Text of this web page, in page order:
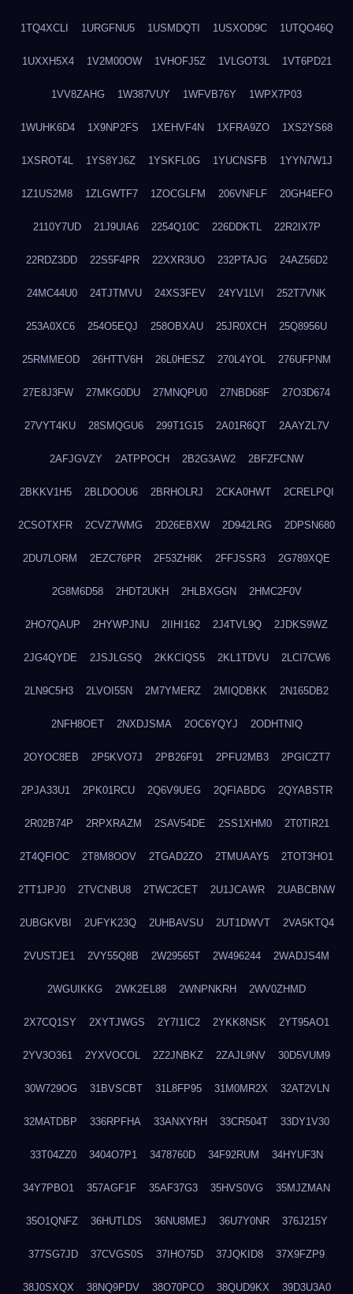
1TQ4XCLI 1URGFNU5 1USMDQTI 1USXOD9C 1UTQO46Q
1UXXH5X4 1V2M00OW 1VHOFJ5Z 1VLGOT3L 1VT6PD21
1VV8ZAHG 1W387VUY 1WFVB76Y 1WPX7P03
1WUHK6D4 1X9NP2FS 1XEHVF4N 1XFRA9ZO 1XS2YS68
1XSROT4L 1YS8YJ6Z 1YSKFL0G 1YUCNSFB 1YYN7W1J
1Z1US2M8 1ZLGWTF7 1ZOCGLFM 206VNFLF 20GH4EFO
2110Y7UD 21J9UIA6 2254Q10C 226DDKTL 22R2IX7P
22RDZ3DD 22S5F4PR 22XXR3UO 232PTAJG 24AZ56D2
24MC44U0 24TJTMVU 24XS3FEV 24YV1LVI 252T7VNK
253A0XC6 254O5EQJ 258OBXAU 25JR0XCH 25Q8956U
25RMMEOD 26HTTV6H 26L0HESZ 270L4YOL 276UFPNM
27E8J3FW 27MKG0DU 27MNQPU0 27NBD68F 27O3D674
27VYT4KU 28SMQGU6 299T1G15 2A01R6QT 2AAYZL7V
2AFJGVZY 2ATPPOCH 2B2G3AW2 2BFZFCNW
2BKKV1H5 2BLDOOU6 2BRHOLRJ 2CKA0HWT 2CRELPQI
2CSOTXFR 2CVZ7WMG 2D26EBXW 2D942LRG 2DPSN680
2DU7LORM 2EZC76PR 2F53ZH8K 2FFJSSR3 2G789XQE
2G8M6D58 2HDT2UKH 2HLBXGGN 2HMC2F0V
2HO7QAUP 2HYWPJNU 2IIHI162 2J4TVL9Q 2JDKS9WZ
2JG4QYDE 2JSJLGSQ 2KKCIQS5 2KL1TDVU 2LCI7CW6
2LN9C5H3 2LVOI55N 2M7YMERZ 2MIQDBKK 2N165DB2
2NFH8OET 2NXDJSMA 2OC6YQYJ 2ODHTNIQ
2OYOC8EB 2P5KVO7J 2PB26F91 2PFU2MB3 2PGICZT7
2PJA33U1 2PK01RCU 2Q6V9UEG 2QFIABDG 2QYABSTR
2R02B74P 2RPXRAZM 2SAV54DE 2SS1XHM0 2T0TIR21
2T4QFIOC 2T8M8OOV 2TGAD2ZO 2TMUAAY5 2TOT3HO1
2TT1JPJ0 2TVCNBU8 2TWC2CET 2U1JCAWR 2UABCBNW
2UBGKVBI 2UFYK23Q 2UHBAVSU 2UT1DWVT 2VA5KTQ4
2VUSTJE1 2VY55Q8B 2W29565T 2W496244 2WADJS4M
2WGUIKKG 2WK2EL88 2WNPNKRH 2WV0ZHMD
2X7CQ1SY 2XYTJWGS 2Y7I1IC2 2YKK8NSK 2YT95AO1
2YV3O361 2YXVOCOL 2Z2JNBKZ 2ZAJL9NV 30D5VUM9
30W729OG 31BVSCBT 31L8FP95 31M0MR2X 32AT2VLN
32MATDBP 336RPFHA 33ANXYRH 33CR504T 33DY1V30
33T04ZZ0 3404O7P1 3478760D 34F92RUM 34HYUF3N
34Y7PBO1 357AGF1F 35AF37G3 35HVS0VG 35MJZMAN
35O1QNFZ 36HUTLDS 36NU8MEJ 36U7Y0NR 376J215Y
377SG7JD 37CVGS0S 37IHO75D 37JQKID8 37X9FZP9
38J0SXQX 38NQ9PDV 38O70PCO 38QUD9KX 39D3U3A0